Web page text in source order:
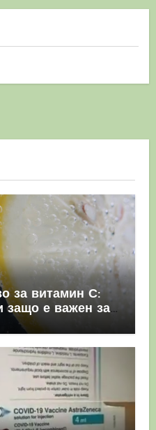
за витамин С:
защо е важен за